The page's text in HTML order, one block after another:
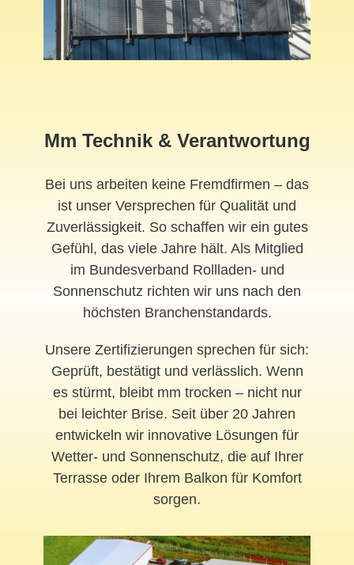
Mm Technik & Verantwortung
Bei uns arbeiten keine Fremdfirmen – das
ist unser Versprechen für Qualität und
Zuverlässigkeit. So schaffen wir ein gutes
Gefühl, das viele Jahre hält. Als Mitglied
im Bundesverband Rollladen- und
Sonnenschutz richten wir uns nach den
höchsten Branchenstandards.
Unsere Zertifizierungen sprechen für sich:
Geprüft, bestätigt und verlässlich. Wenn
es stürmt, bleibt mm trocken – nicht nur
bei leichter Brise. Seit über 20 Jahren
entwickeln wir innovative Lösungen für
Wetter- und Sonnenschutz, die auf Ihrer
Terrasse oder Ihrem Balkon für Komfort
sorgen.